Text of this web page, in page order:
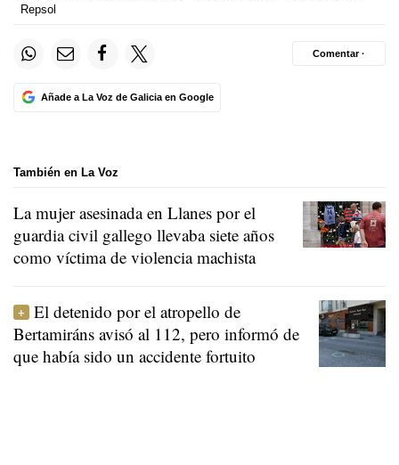
Repsol
Añade a La Voz de Galicia en Google
Comentar ·
También en La Voz
La mujer asesinada en Llanes por el
guardia civil gallego llevaba siete años
como víctima de violencia machista
El detenido por el atropello de
Bertamiráns avisó al 112, pero informó de
que había sido un accidente fortuito